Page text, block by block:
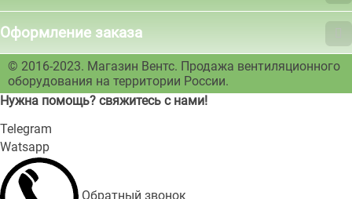
Оформление заказа
© 2016-2023. Магазин Вентс. Продажа вентиляционного
оборудования на территории России.
Нужна помощь? свяжитесь с нами!
Telegram
Watsapp
Обратный звонок